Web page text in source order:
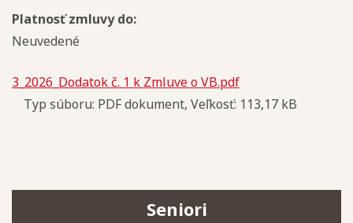
Platnosť zmluvy do:
Neuvedené
3_2026_Dodatok č. 1 k Zmluve o VB.pdf
Typ súboru: PDF dokument, Veľkosť: 113,17 kB
Seniori